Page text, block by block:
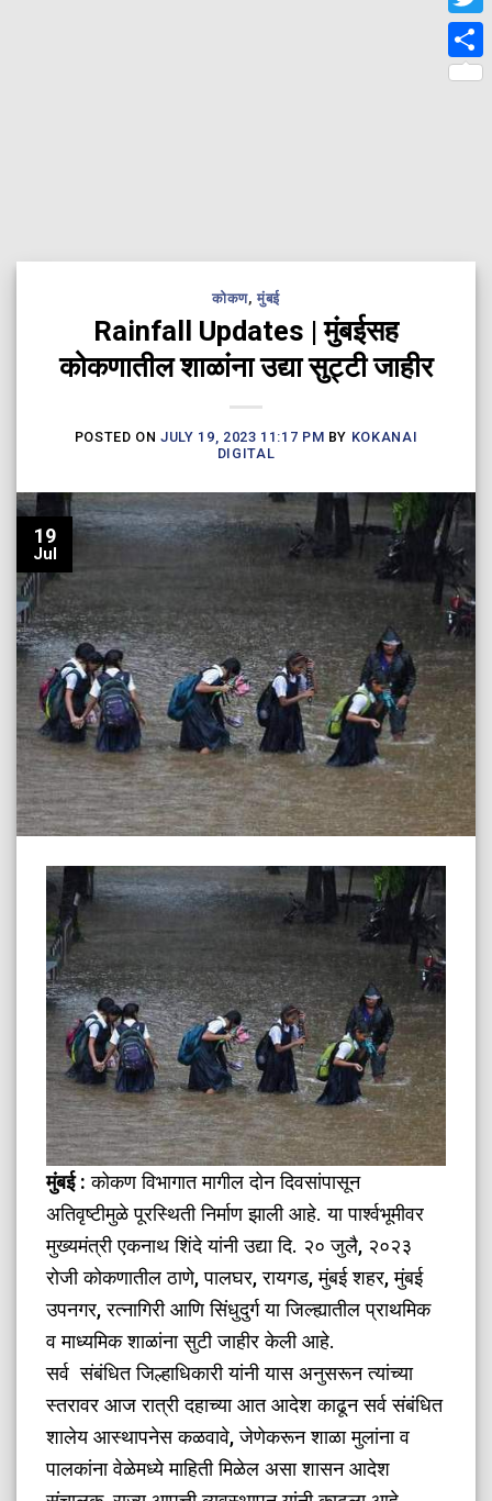
कोकण,मुंबई
Rainfall Updates | मुंबईसह
कोकणातील शाळांना उद्या सुट्टी जाहीर
POSTED ONJULY 19, 2023 11:17 PM BY KOKANAI
DIGITAL
19
Jul
मुंबई : कोकण विभागात मागील दोन दिवसांपासून
अतिवृष्टीमुळे पूरस्थिती निर्माण झाली आहे. या पार्श्वभूमीवर
मुख्यमंत्री एकनाथ शिंदे यांनी उद्या दि. २० जुलै, २०२३
रोजी कोकणातील ठाणे, पालघर, रायगड, मुंबई शहर, मुंबई
उपनगर, रत्नागिरी आणि सिंधुदुर्ग या जिल्ह्यातील प्राथमिक
व माध्यमिक शाळांना सुटी जाहीर केली आहे.
सर्व संबंधित जिल्हाधिकारी यांनी यास अनुसरून त्यांच्या
स्तरावर आज रात्री दहाच्या आत आदेश काढून सर्व संबंधित
शालेय आस्थापनेस कळवावे, जेणेकरून शाळा मुलांना व
पालकांना वेळेमध्ये माहिती मिळेल असा शासन आदेश